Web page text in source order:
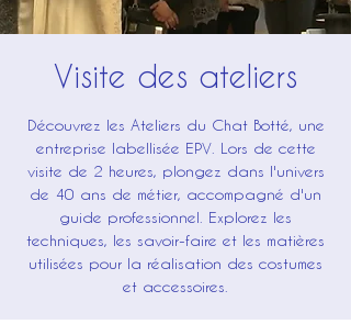
Visite des ateliers
Découvrez les Ateliers du Chat Botté, une
entreprise labellisée EPV. Lors de cette
visite de 2 heures, plongez dans l'univers
de 40 ans de métier, accompagné d'un
guide professionnel. Explorez les
techniques, les savoir-faire et les matières
utilisées pour la réalisation des costumes
et accessoires.